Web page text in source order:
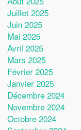
Juillet 2025
Juin 2025
Mai 2025
Avril 2025
Mars 2025
Février 2025
Janvier 2025
Décembre 2024
Novembre 2024
Octobre 2024